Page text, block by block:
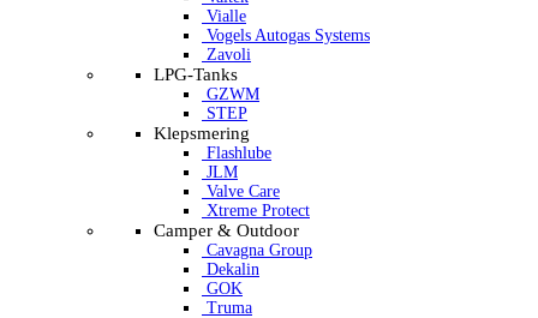
Vialle
Vogels Autogas Systems
Zavoli
LPG-Tanks
GZWM
STEP
Klepsmering
Flashlube
JLM
Valve Care
Xtreme Protect
Camper & Outdoor
Cavagna Group
Dekalin
GOK
Truma